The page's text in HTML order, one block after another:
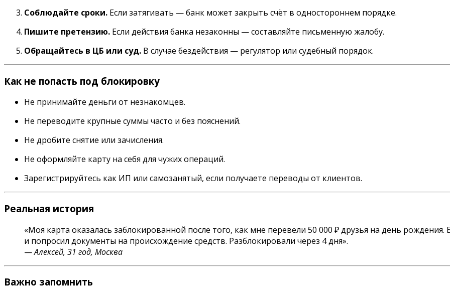
Соблюдайте сроки. Если затягивать — банк может закрыть счёт в одностороннем порядке.
Пишите претензию. Если действия банка незаконны — составляйте письменную жалобу.
Обращайтесь в ЦБ или суд. В случае бездействия — регулятор или судебный порядок.
Как не попасть под блокировку
Не принимайте деньги от незнакомцев.
Не переводите крупные суммы часто и без пояснений.
Не дробите снятие или зачисления.
Не оформляйте карту на себя для чужих операций.
Зарегистрируйтесь как ИП или самозанятый, если получаете переводы от клиентов.
Реальная история
«Моя карта оказалась заблокированной после того, как мне перевели 50 000 ₽ друзья на день
и попросил документы на происхождение средств. Разблокировали через 4 дня».
—Алексей, 31 год, Москва
Важно запомнить